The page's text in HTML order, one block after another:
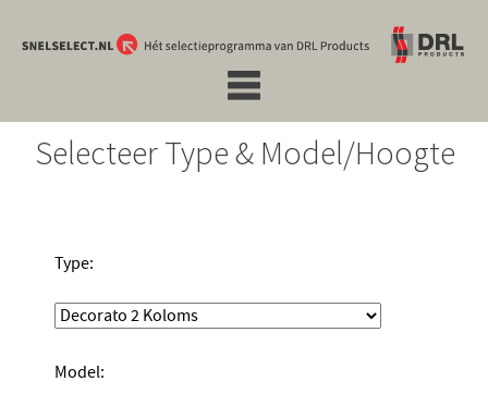
Selecteer Type & Model/Hoogte
Type:
Model: